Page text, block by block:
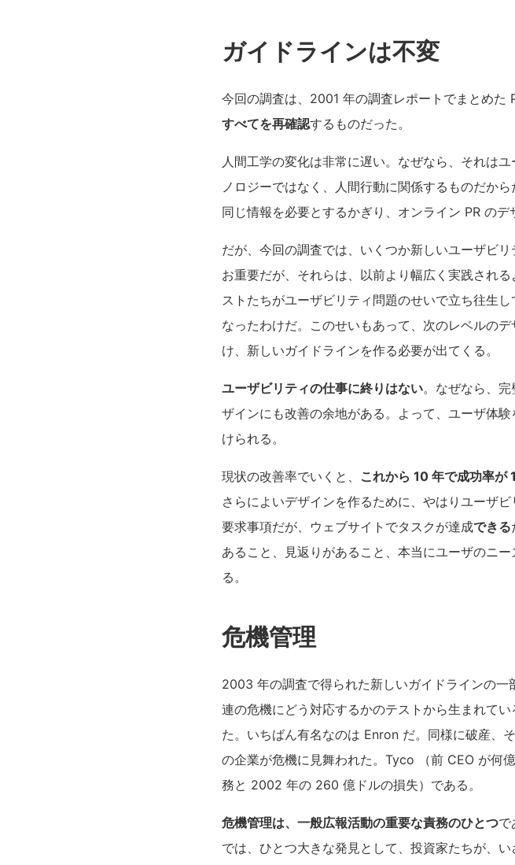
ガイドラインは不変
今回の調査は、2001 年の調査レポートでまとめた
すべてを再確認するものだった。
人間工学の変化は非常に遅い。なぜなら、それは
ノロジーではなく、人間行動に関係するものだか
同じ情報を必要とするかぎり、オンライン PR のデ
だが、今回の調査では、いくつか新しいユーザビ
お重要だが、それらは、以前より幅広く実践され
ストたちがユーザビリティ問題のせいで立ち往生
なったわけだ。このせいもあって、次のレベルの
け、新しいガイドラインを作る必要が出てくる。
ユーザビリティの仕事に終りはない。なぜなら、
ザインにも改善の余地がある。よって、ユーザ体
けられる。
現状の改善率でいくと、 これから 10 年で成功率が
さらによいデザインを作るために、やはりユーザ
要求事項だが、ウェブサイトでタスクが達成できる
あること、見返りがあること、本当にユーザのニ
る。
危機管理
2003 年の調査で得られた新しいガイドラインの
連の危機にどう対応するかのテストから生まれて
た。いちばん有名なのは Enron だ。同様に破産、
の企業が危機に見舞われた。Tyco （前 CEO が何
務と 2002 年の 260 億ドルの損失）である。
危機管理は、一般広報活動の重要な責務のひとつで
では、ひとつ大きな発見として、投資家たちが、